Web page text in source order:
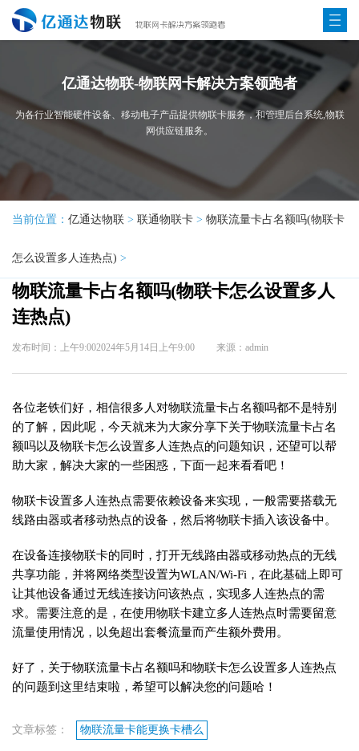
亿通达物联-物联网卡解决方案领跑者
为各行业智能硬件设备、移动电子产品提供物联卡服务，和管理后台系统,物联
网供应链服务。
当前位置： 亿通达物联 > 联通物联卡 > 物联流量卡占名额吗(物联卡
怎么设置多人连热点) >
物联流量卡占名额吗(物联卡怎么设置多人
连热点)
发布时间：上午9:002024年5月14日上午9:00 来源：admin
各位老铁们好，相信很多人对物联流量卡占名额吗都不是特别
的了解，因此呢，今天就来为大家分享下关于物联流量卡占名
额吗以及物联卡怎么设置多人连热点的问题知识，还望可以帮
助大家，解决大家的一些困惑，下面一起来看看吧！
物联卡设置多人连热点需要依赖设备来实现，一般需要搭载无
线路由器或者移动热点的设备，然后将物联卡插入该设备中。
在设备连接物联卡的同时，打开无线路由器或移动热点的无线
共享功能，并将网络类型设置为WLAN/Wi-Fi，在此基础上即可
让其他设备通过无线连接访问该热点，实现多人连热点的需
求。需要注意的是，在使用物联卡建立多人连热点时需要留意
流量使用情况，以免超出套餐流量而产生额外费用。
好了，关于物联流量卡占名额吗和物联卡怎么设置多人连热点
的问题到这里结束啦，希望可以解决您的问题哈！
文章标签： 物联流量卡能更换卡槽么